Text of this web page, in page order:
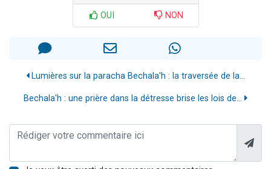
OUI NON
Lumières sur la paracha Bechala'h : la traversée de la...
Bechala'h : une prière dans la détresse brise les lois de...